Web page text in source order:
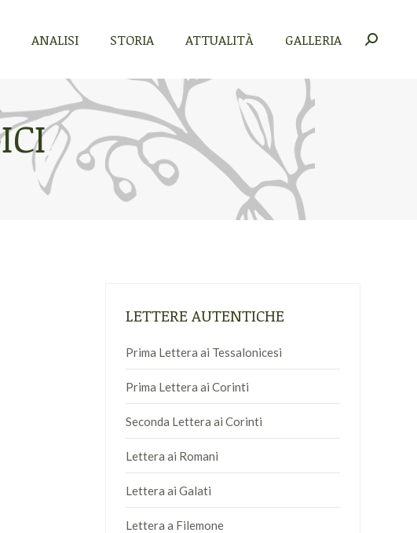
ANALISI STORIA ATTUALITÀ GALLERIA Cerca:
LETTERE AUTENTICHE
Prima Lettera ai Tessalonicesi
Prima Lettera ai Corinti
Seconda Lettera ai Corinti
Lettera ai Romani
Lettera ai Galati
Lettera a Filemone
ATTUALITÀ Cerca: